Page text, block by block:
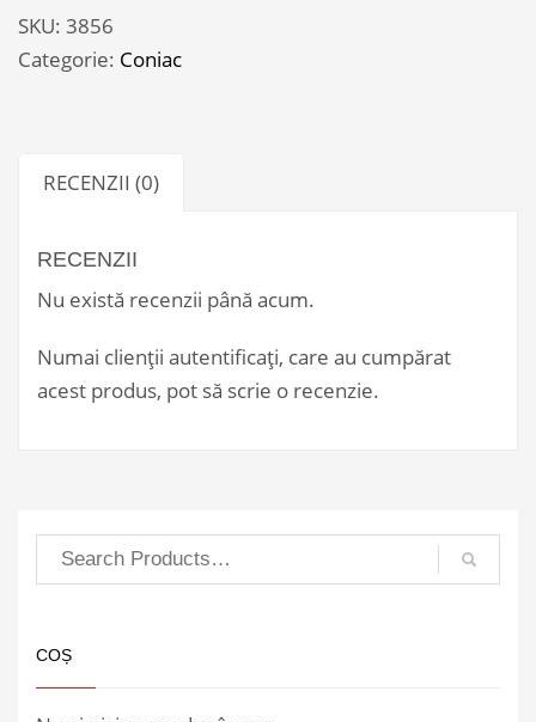
SKU: 3856
Categorie: Coniac
RECENZII (0)
RECENZII
Nu există recenzii până acum.
Numai clienții autentificați, care au cumpărat
acest produs, pot să scrie o recenzie.
COȘ